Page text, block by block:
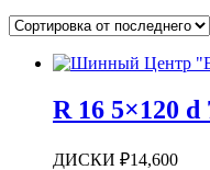
R 16 5×120
ДИСКИ ₽14,600